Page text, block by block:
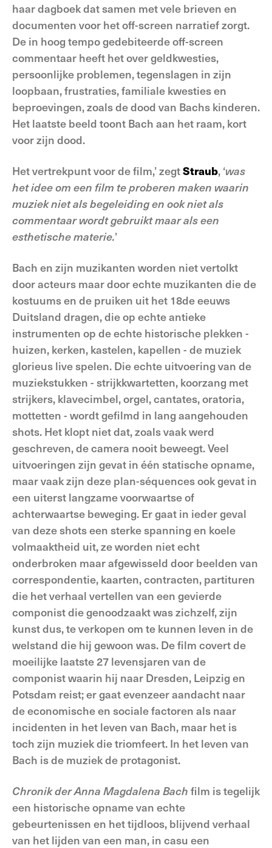
haar dagboek dat samen met vele brieven en
documenten voor het off-screen narratief zorgt.
De in hoog tempo gedebiteerde off-screen
commentaar heeft het over geldkwesties,
persoonlijke problemen, tegenslagen in zijn
loopbaan, frustraties, familiale kwesties en
beproevingen, zoals de dood van Bachs kinderen.
Het laatste beeld toont Bach aan het raam, kort
voor zijn dood.
Het vertrekpunt voor de film,’ zegtStraub, ‘was
het idee om een film te proberen maken waarin
muziek niet als begeleiding en ook niet als
commentaar wordt gebruikt maar als een
esthetische materie.’
Bach en zijn muzikanten worden niet vertolkt
door acteurs maar door echte muzikanten die de
kostuums en de pruiken uit het 18de eeuws
Duitsland dragen, die op echte antieke
instrumenten op de echte historische plekken -
huizen, kerken, kastelen, kapellen - de muziek
glorieus live spelen. Die echte uitvoering van de
muziekstukken - strijkkwartetten, koorzang met
strijkers, klavecimbel, orgel, cantates, oratoria,
mottetten - wordt gefilmd in lang aangehouden
shots. Het klopt niet dat, zoals vaak werd
geschreven, de camera nooit beweegt. Veel
uitvoeringen zijn gevat in één statische opname,
maar vaak zijn deze plan-séquences ook gevat in
een uiterst langzame voorwaartse of
achterwaartse beweging. Er gaat in ieder geval
van deze shots een sterke spanning en koele
volmaaktheid uit, ze worden niet echt
onderbroken maar afgewisseld door beelden van
correspondentie, kaarten, contracten, partituren
die het verhaal vertellen van een gevierde
componist die genoodzaakt was zichzelf, zijn
kunst dus, te verkopen om te kunnen leven in de
welstand die hij gewoon was. De film covert de
moeilijke laatste 27 levensjaren van de
componist waarin hij naar Dresden, Leipzig en
Potsdam reist; er gaat evenzeer aandacht naar
de economische en sociale factoren als naar
incidenten in het leven van Bach, maar het is
toch zijn muziek die triomfeert. In het leven van
Bach is de muziek de protagonist.
Chronik der Anna Magdalena Bach film is tegelijk
een historische opname van echte
gebeurtenissen en het tijdloos, blijvend verhaal
van het lijden van een man, in casu een